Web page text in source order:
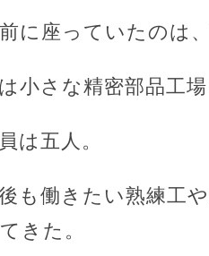
に座っていたのは
小さな精密部品工
は五人。
も働きたい熟練工
きた。